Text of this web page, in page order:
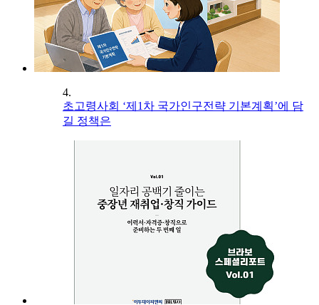
4.
초고령사회 ‘제1차 국가인구전략 기본계획’에 담
길 정책은